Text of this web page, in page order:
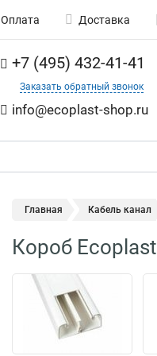
Оплата Доставка
+7 (495) 432-41-41
Заказать обратный звонок
info@ecoplast-shop.ru
Главная Кабель канал
Короб Ecoplast